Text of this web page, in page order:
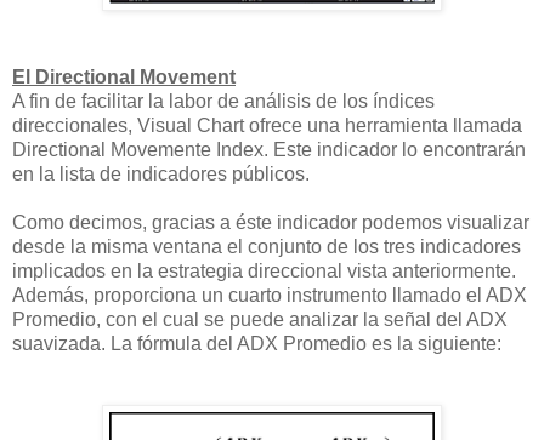
El Directional Movement
A fin de facilitar la labor de análisis de los índices
direccionales, Visual Chart ofrece una herramienta llamada
Directional Movemente Index. Este indicador lo encontrarán
en la lista de indicadores públicos.
Como decimos, gracias a éste indicador podemos visualizar
desde la misma ventana el conjunto de los tres indicadores
implicados en la estrategia direccional vista anteriormente.
Además, proporciona un cuarto instrumento llamado el ADX
Promedio, con el cual se puede analizar la señal del ADX
suavizada. La fórmula del ADX Promedio es la siguiente: